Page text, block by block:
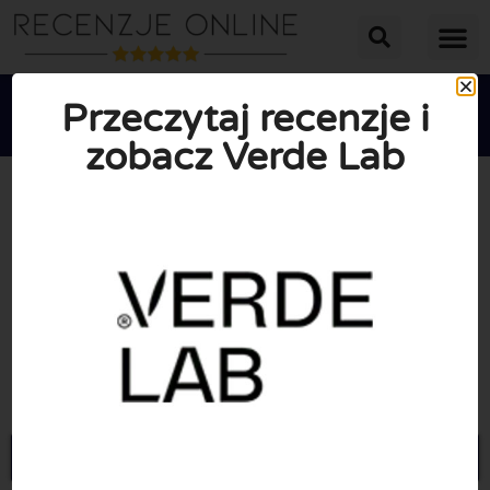
  
ŚREDNIA OCENA: 10/10
(0 Recenzje)
Przeczytaj recenzje i
zobacz Verde Lab